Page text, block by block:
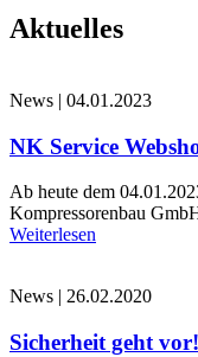
Aktuelles
News | 04.01.2023
NK Service
Ab heute dem
Kompressorenbau
Weiterlesen
News | 26.02.2020
Sicherheit geht vor!